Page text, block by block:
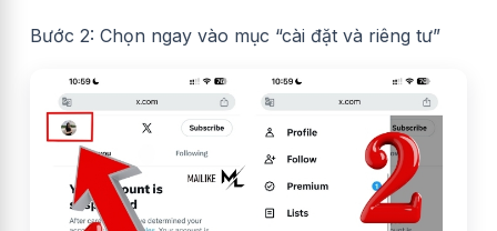
Bước 2: Chọn ngay vào mục “cài đặt và riêng tư”